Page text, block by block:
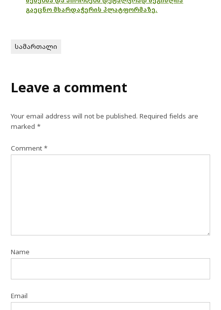
გაეცნო მხარდაჭერის პლატფორმაზე.
სამართალი
Leave a comment
Your email address will not be published. Required fields are
marked*
Comment*
Name
Email